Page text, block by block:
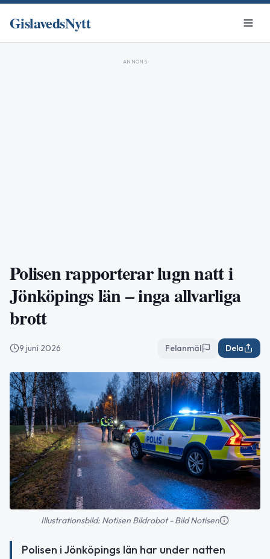
GislavedsNytt
ANNONS
Polisen rapporterar lugn natt i
Jönköpings län – inga allvarliga
brott
9 juni 2026 Felanmäl Dela
Illustrationsbild: Notisen Bildrobot - Bild Notisen
Polisen i Jönköpings län har under natten